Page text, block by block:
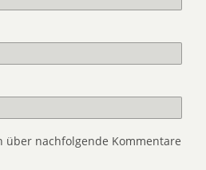
über nachfolgende Kommentare